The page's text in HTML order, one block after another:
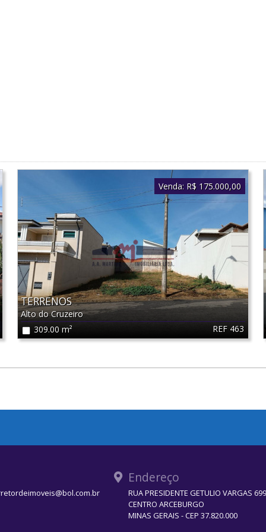
REF 463
TERRENOS
Alto do Cruzeiro
309.00 m²
Venda: R$ 175.000,00
Endereço
RUA PRESIDENTE GETULIO VARGAS
CENTRO ARCEBURGO
MINAS GERAIS - CEP 37.820.000